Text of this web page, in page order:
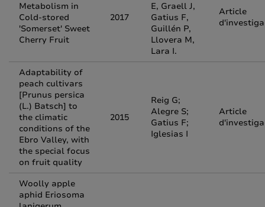
Metabolism in
Cold-stored
'Somerset' Sweet
Cherry Fruit
2017
E, Graell J,
Gatius F,
Guillén P,
Llovera M,
Lara I.
Article
Adaptability of
peach cultivars
[Prunus persica
(L.) Batsch] to
the climatic
conditions of the
Ebro Valley, with
the special focus
on fruit quality
2015
Reig G;
Alegre S;
Gatius F;
Iglesias I
Article
Woolly apple
aphid Eriosoma